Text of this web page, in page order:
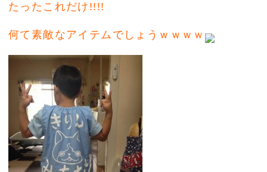
たったこれだけ!!!!
何て素敵なアイテムでしょうｗｗｗｗ